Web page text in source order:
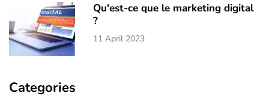
Qu'est-ce que le marketing digital
?
11 April 2023
Categories